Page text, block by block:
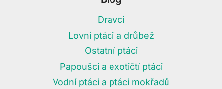
Dravci
Lovní ptáci a drůbež
Ostatní ptáci
Papoušci a exotičtí ptáci
Vodní ptáci a ptáci mokřadů